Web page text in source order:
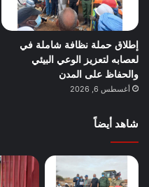
إطلاق حملة نظافة شاملة في
لعصابه لتعزيز الوعي البيئي
والحفاظ على المدن
أغسطس 6, 2026
شاهد أيضاً